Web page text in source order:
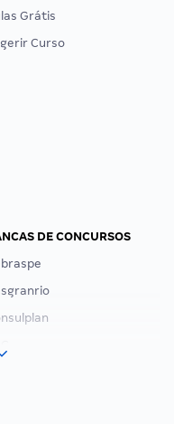
Grátis
Curso
DE CONCURSOS